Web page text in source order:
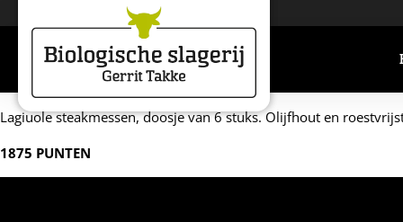
Lagiuole steakmessen, doosje van 6 stuks. Olijfhout en
1875 PUNTEN